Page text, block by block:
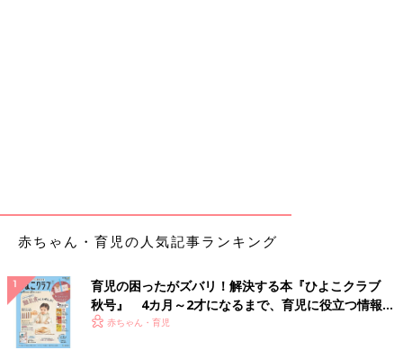
・頭血腫
・一過性多呼吸
・胎便吸引症候群
・急性胃粘膜病変・新生児メレナ
・未熟児網膜症
・未熟児貧血
赤ちゃん・育児の人気記事ランキング
育児の困ったがズバリ！解決する本『ひよこクラブ
秋号』 4カ月～2才になるまで、育児に役立つ情報が
いっぱい！
赤ちゃん・育児